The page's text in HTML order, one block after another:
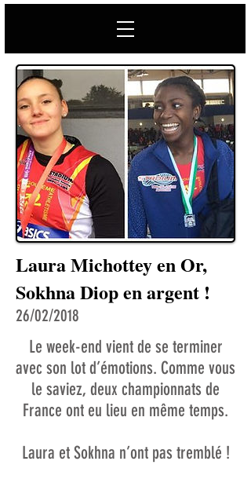
Laura Michottey en Or,
Sokhna Diop en argent !
26/02/2018
Le week-end vient de se terminer
avec son lot d’émotions. Comme vous
le saviez, deux championnats de
France ont eu lieu en même temps.
Laura et Sokhna n’ont pas tremblé !